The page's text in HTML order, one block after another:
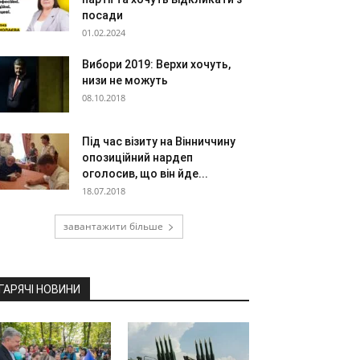
посади
01.02.2024
Вибори 2019: Верхи хочуть,
низи не можуть
08.10.2018
Під час візиту на Вінниччину
опозиційний нардеп
оголосив, що він йде...
18.07.2018
завантажити більше
НОВИНИ